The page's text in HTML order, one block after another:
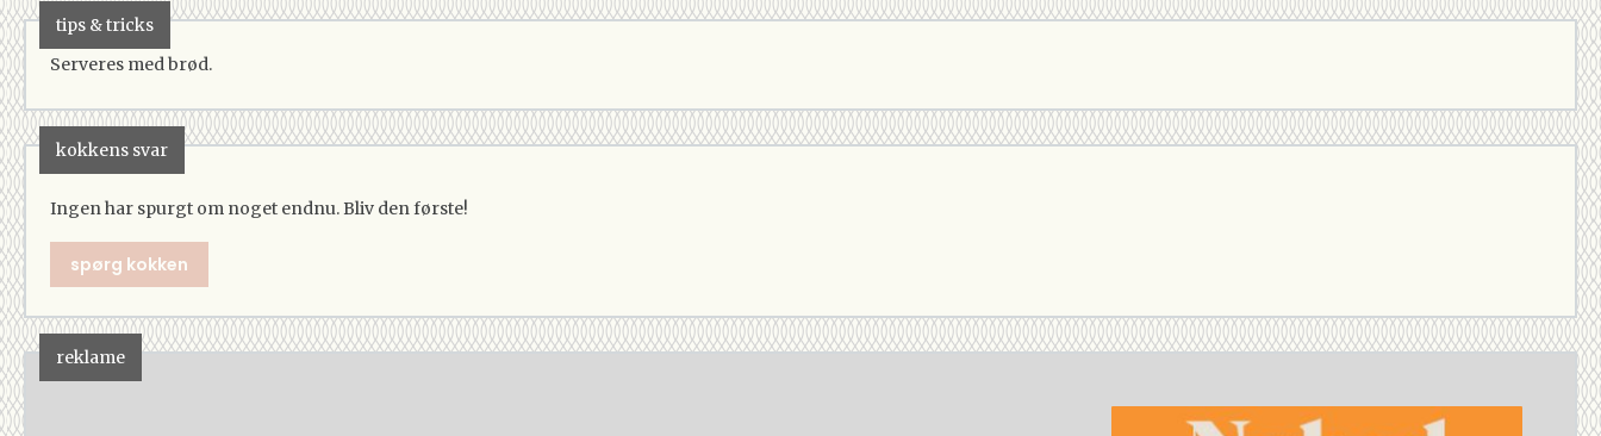
tips & tricks
Serveres med brød.
kokkens svar
Ingen har spurgt om noget endnu. Bliv den første!
spørg kokken
reklame